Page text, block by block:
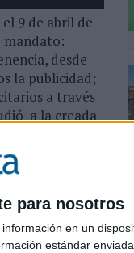
para nosotros
en un
estándar
9 de abril de
mandato:
desde
la publicidad;
a través
a la creada
van las
Enrique
de otros,
de Nebrija y
proyectos,